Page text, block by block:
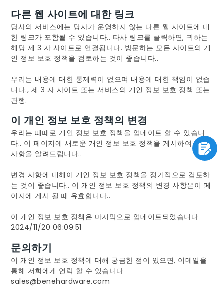
다른 웹 사이트에 대한 링크
당사의 서비스에는 당사가 운영하지 않는 다른 웹 사이트에 대
한 링크가 포함될 수 있습니다.. 타사 링크를 클릭하면, 귀하는
해당 제 3 자 사이트로 연결됩니다. 방문하는 모든 사이트의 개
인 정보 보호 정책을 검토하는 것이 좋습니다..
우리는 내용에 대한 통제력이 없으며 내용에 대한 책임이 없습
니다., 제 3 자 사이트 또는 서비스의 개인 정보 보호 정책 또는
관행.
이 개인 정보 보호 정책의 변경
우리는 때때로 개인 정보 보호 정책을 업데이트 할 수 있습니
다.. 이 페이지에 새로운 개인 정보 보호 정책을 게시하여 변경
사항을 알려드립니다..
변경 사항에 대해이 개인 정보 보호 정책을 정기적으로 검토하
는 것이 좋습니다.. 이 개인 정보 보호 정책의 변경 사항은이 페
이지에 게시 될 때 유효합니다..
이 개인 정보 보호 정책은 마지막으로 업데이트되었습니다
2024/11/20 06:09:51
문의하기
이 개인 정보 보호 정책에 대해 궁금한 점이 있으면, 이메일을
통해 저희에게 연락 할 수 있습니다
sales@benehardware.com